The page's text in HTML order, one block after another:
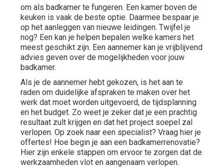
om als badkamer te fungeren. Een kamer boven de
keuken is vaak de beste optie. Daarmee bespaar je
op het aanleggen van nieuwe leidingen. Twijfel je
nog? Een kan je helpen bepalen welke kamers het
meest geschikt zijn. Een aannemer kan je vrijblijvend
advies geven over de mogelijkheden voor jouw
badkamer.
Als je de aannemer hebt gekozen, is het aan te
raden om duidelijke afspraken te maken over het
werk dat moet worden uitgevoerd, de tijdsplanning
en het budget. Zo weet je zeker dat je een prachtig
resultaat zult krijgen en dat het project soepel zal
verlopen. Op zoek naar een specialist? Vraag hier je
offertes! Hoe begin je aan een badkamerrenovatie?
Hier zijn enkele stappen om ervoor te zorgen dat de
werkzaamheden vlot en aangenaam verlopen.